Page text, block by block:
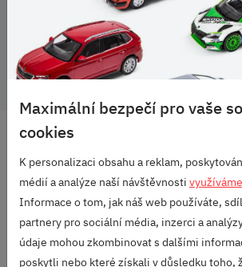
Škoda Citigo 5-dvéřová verze
Škoda Originální příslušenství
DOPRAVA ZDARMA
OD 2500 KČ
VELKÝ VÝBĚR
ZNAČEK
RODINNÁ FIRMA
S DLOUHOU TRADICÍ
Maximální bezpečí pro vaše
cookies
K personalizaci obsahu a reklam,
médií a analýze naší návštěvnosti
Informace o tom, jak náš web používáte,
partnery pro sociální média, inzerci a
údaje mohou zkombinovat s dalšími
poskytli nebo které získali v důsledku toho,